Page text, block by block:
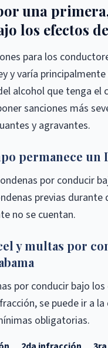
una
los efectos
para los
y varía
alcohol que tenga el
sanciones más
y agravantes.
permanece un
por conducir
previas durante
no se cuentan.
y multas por
por conducir bajo
se puede ir a
obligatorias.